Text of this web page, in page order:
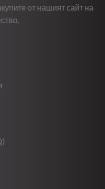
от нашият сайт на